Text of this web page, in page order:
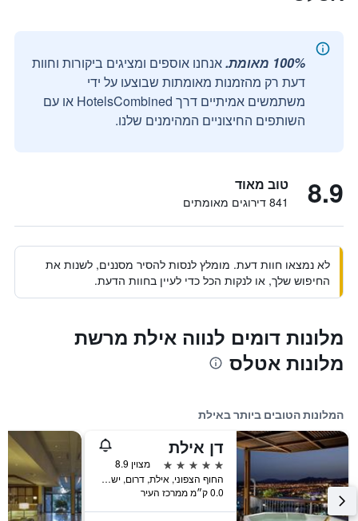
100% מאומת.
אנחנו אוספים ומציגים ביקורות וחוות
דעת רק מהזמנות מאומתות שבוצעו על ידי
משתמשים אמיתיים דרך HotelsCombined או עם
השותפים החיצוניים המהימנים שלנו.
8.9 טוב מאוד
841 דירוגים מאומתים
לא נמצאו חוות דעת. מומלץ לנסות להסיר מסננים, לשנות את
החיפוש שלך, או לנקות הכל כדי לעיין בחוות הדעת.
מלונות דומים לנווה אילת מרשת
מלונות אטלס
המלונות הטובים ביותר באילת
דן אילת
5 כוכבים
מצוין 8.9
החוף הצפוני, אילת, דרום, ישראל
0.0 ק״מ ממרכז העיר